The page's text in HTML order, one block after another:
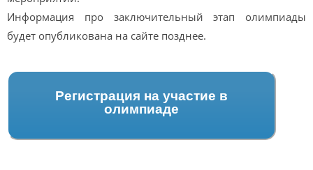
Информация про заключительный этап олимпиады
будет опубликована на сайте позднее.
Регистрация на участие в
олимпиаде